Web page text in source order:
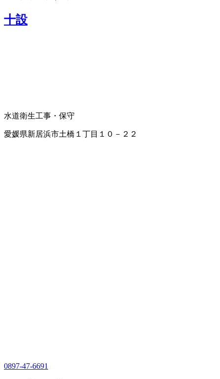
十設
水道衛生工事・保守
愛媛県新居浜市土橋１丁目１０－２２
0897-47-6691